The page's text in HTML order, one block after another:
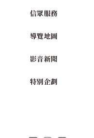
信眾服務
導覽地圖
影音新聞
特別企劃